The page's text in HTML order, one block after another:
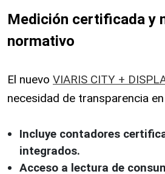
Medición certificada y
normativo
El nuevo VIARIS CITY +
necesidad de transparencia
Incluye contadores
integrados.
Acceso a lectura de